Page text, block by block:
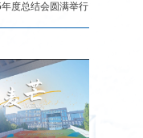
度总结会圆满举行